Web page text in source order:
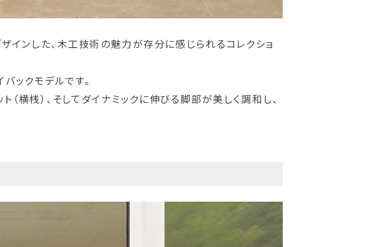
インした、木工技術の魅力が存分に感じられるコレクショ
ックモデルです。
横桟）、そしてダイナミックに伸びる脚部が美しく調和し、